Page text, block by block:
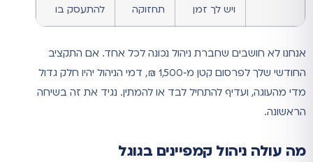
ויש לך זמן
תחזוקה
להתעסק בו
אנחנו לא חושבים שחברת ניהול נכונה לכל אחד. אם התקציב
החודשי שלך לפרסום קטן מ‑1,500 ₪, דמי הניהול יהיו חלק גדול
מדי מהעוגה, ועדיף להתחיל לבד או להמתין. נגיד את זה בשיחה
הראשונה.
מה עולה ניהול קמפיינים בגוגל